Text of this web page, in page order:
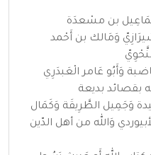
بن مسْعدَة
وَمَالك بن أَحْمد
وَأَبُو عَامر الْعَبدَرِي
بقصائد بديعة
وَجَمِيل الطَّرِيقَة وَكَمَال
وَالله من أهل الدّين